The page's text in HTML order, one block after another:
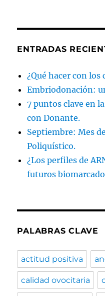
ENTRADAS
¿Qué hacer con
Embriodonación:
7 puntos clave en
con Donante.
Septiembre: Mes
Poliquístico.
¿Los perfiles de
futuros
PALABRAS CLAVE
actitud positiva
calidad ovocitaria